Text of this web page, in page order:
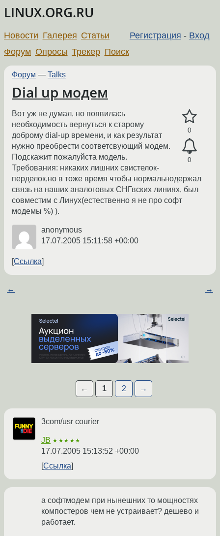
LINUX.ORG.RU
Регистрация - Вход
Новости Галерея Статьи
Форум Опросы Трекер Поиск
Форум — Talks
Dial up модем
0
0
Вот уж не думал, но появилась
необходимость вернуться к старому
доброму dial-up времени, и как результат
нужно преобрести соответсвующий модем.
Подскажит пожалуйста модель.
Требования: никаких лишних свистелок-
перделок,но в тоже время чтобы нормальнодержал
связь на наших аналоговых СНГвских линиях, был
совместим с Линух(естественно я не про софт
модемы %) ).
anonymous
17.07.2005 15:11:58 +00:00
Ссылка
← →
← 1 2 →
3com/usr courier
JB ★★★★★
17.07.2005 15:13:52 +00:00
Ссылка
а софтмодем при нынешних то мощностях
компостеров чем не устраивает? дешево и
работает.